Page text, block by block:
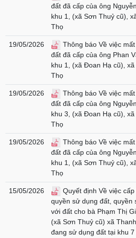
đất đã cấp của ông
khu 1, (xã Sơn Thuỷ cũ),
Thọ
19/05/2026
Thông báo Về việc
đất đã cấp của ông Phan
khu 1, (xã Đoan Hạ cũ),
Thọ
19/05/2026
Thông báo Về việc
đất đã cấp của ông
khu 3, (xã Đoan Hạ cũ),
Thọ
19/05/2026
Thông báo Về việc
đất đã cấp của ông
khu 1, (xã Sơn Thuỷ cũ),
Thọ
15/05/2026
Quyết định Về việc
quyền sử dụng đất, quyền
với đất cho bà Phạm Thị
(xã Sơn Thuỷ cũ) xã
đang sử dụng đất tại khu